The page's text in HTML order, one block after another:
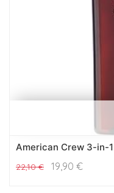
American Crew 3-in-
22,10€ 19,90 €